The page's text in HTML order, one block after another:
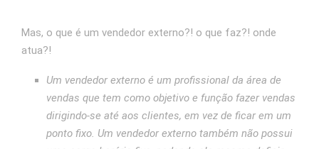
Mas, o que é um vendedor externo?! o que faz?! onde
atua?!
Um vendedor externo é um profissional da área de
vendas que tem como objetivo e função fazer vendas
dirigindo-se até aos clientes, em vez de ficar em um
ponto fixo. Um vendedor externo também não possui